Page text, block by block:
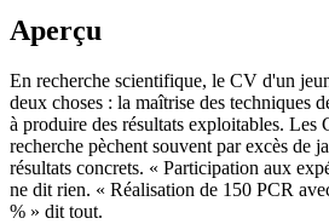
Aperçu
En recherche scientifique, le CV d'un
deux choses : la maîtrise des techniques
à produire des résultats exploitables. Les
recherche pèchent souvent par excès de
résultats concrets. « Participation aux
ne dit rien. « Réalisation de 150 PCR
% » dit tout.